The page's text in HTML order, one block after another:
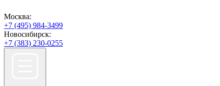
Москва:
+7 (495) 984-3499
Новосибирск:
+7 (383) 230-0255